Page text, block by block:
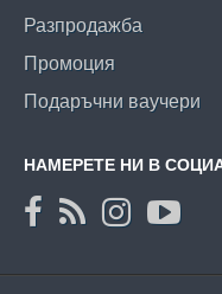
Разпродажба
Промоция
Подаръчни ваучери
НАМЕРЕТЕ НИ В